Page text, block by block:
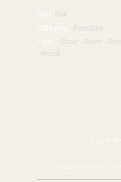
014
Furniture
Chair, Color,
Wood